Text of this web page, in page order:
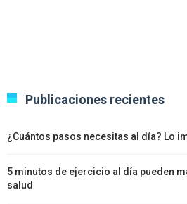
Publicaciones recientes
¿Cuántos pasos necesitas al día? Lo
5 minutos de ejercicio al día pueden
salud